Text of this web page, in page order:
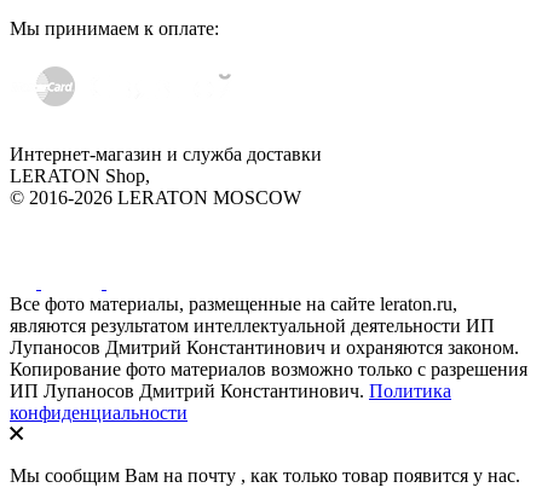
Мы принимаем к оплате:
Интернет-магазин и служба доставки
LERATON Shop,
© 2016-2026 LERATON MOSCOW
Все фото материалы, размещенные на сайте leraton.ru,
являются результатом интеллектуальной деятельности ИП
Лупаносов Дмитрий Константинович и охраняются законом.
Копирование фото материалов возможно только с разрешения
ИП Лупаносов Дмитрий Константинович. Политика
конфиденциальности
Мы сообщим Вам на почту , как только товар появится у нас.